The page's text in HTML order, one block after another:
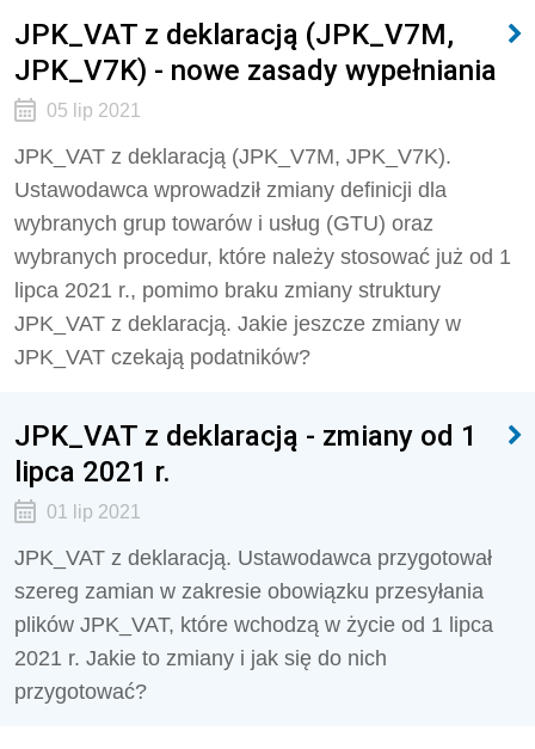
JPK_VAT z deklaracją (JPK_V7M,
JPK_V7K) - nowe zasady wypełniania
05 lip 2021
JPK_VAT z deklaracją (JPK_V7M, JPK_V7K).
Ustawodawca wprowadził zmiany definicji dla
wybranych grup towarów i usług (GTU) oraz
wybranych procedur, które należy stosować już od 1
lipca 2021 r., pomimo braku zmiany struktury
JPK_VAT z deklaracją. Jakie jeszcze zmiany w
JPK_VAT czekają podatników?
JPK_VAT z deklaracją - zmiany od 1
lipca 2021 r.
01 lip 2021
JPK_VAT z deklaracją. Ustawodawca przygotował
szereg zamian w zakresie obowiązku przesyłania
plików JPK_VAT, które wchodzą w życie od 1 lipca
2021 r. Jakie to zmiany i jak się do nich
przygotować?